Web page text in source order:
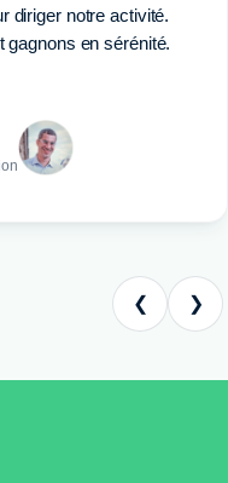
diriger notre activité.
gagnons en sérénité.
❮ ❯